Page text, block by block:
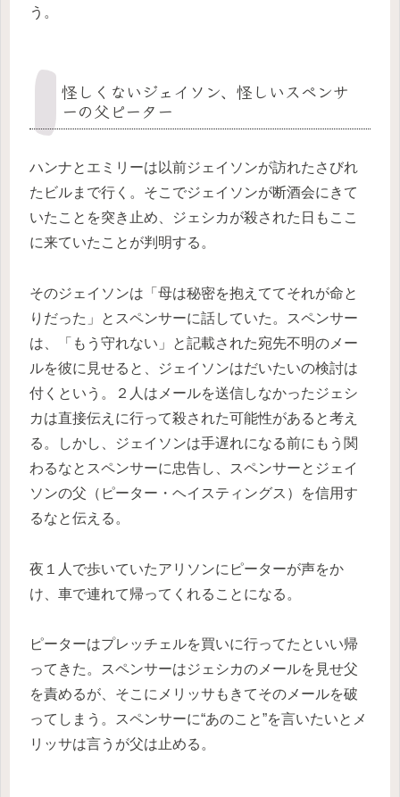
う。
怪しくないジェイソン、怪しいスペンサ
ーの父ピーター
ハンナとエミリーは以前ジェイソンが訪れたさびれ
たビルまで行く。そこでジェイソンが断酒会にきて
いたことを突き止め、ジェシカが殺された日もここ
に来ていたことが判明する。
そのジェイソンは「母は秘密を抱えててそれが命と
りだった」とスペンサーに話していた。スペンサー
は、「もう守れない」と記載された宛先不明のメー
ルを彼に見せると、ジェイソンはだいたいの検討は
付くという。２人はメールを送信しなかったジェシ
カは直接伝えに行って殺された可能性があると考え
る。しかし、ジェイソンは手遅れになる前にもう関
わるなとスペンサーに忠告し、スペンサーとジェイ
ソンの父（ピーター・ヘイスティングス）を信用す
るなと伝える。
夜１人で歩いていたアリソンにピーターが声をか
け、車で連れて帰ってくれることになる。
ピーターはプレッチェルを買いに行ってたといい帰
ってきた。スペンサーはジェシカのメールを見せ父
を責めるが、そこにメリッサもきてそのメールを破
ってしまう。スペンサーに“あのこと”を言いたいとメ
リッサは言うが父は止める。